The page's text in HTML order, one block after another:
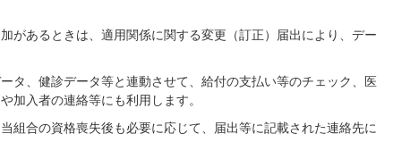
があるときは、適用関係に関する変更（訂正）届出により、デー
タ、健診データ等と連動させて、給付の支払い等のチェック、医
加入者の連絡等にも利用します。
組合の資格喪失後も必要に応じて、届出等に記載された連絡先に